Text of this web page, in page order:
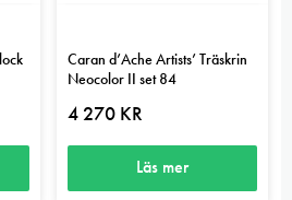
Caran d’Ache Artists’ Träskrin
Neocolor II set 84
4 270 KR
Läs mer